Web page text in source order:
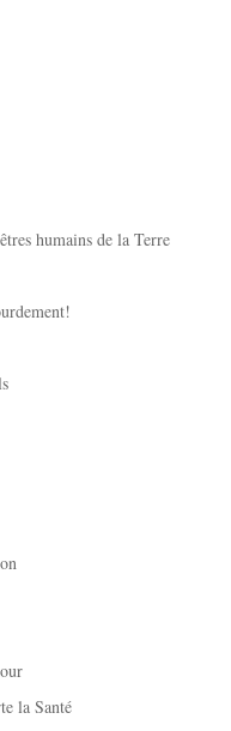
humains de la Terre
la Santé